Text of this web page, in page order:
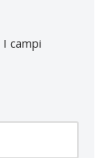
I campi